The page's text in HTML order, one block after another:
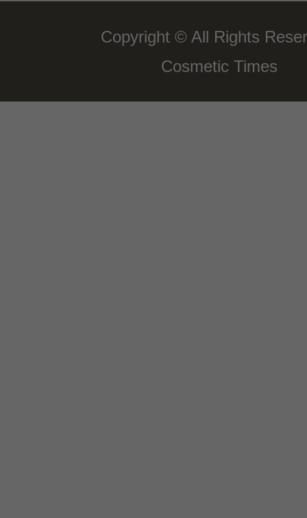
Copyright © All Rights
Cosmetic Times